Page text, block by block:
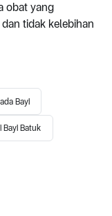
obat yang
tidak kelebihan
Bayi
Bayi Batuk